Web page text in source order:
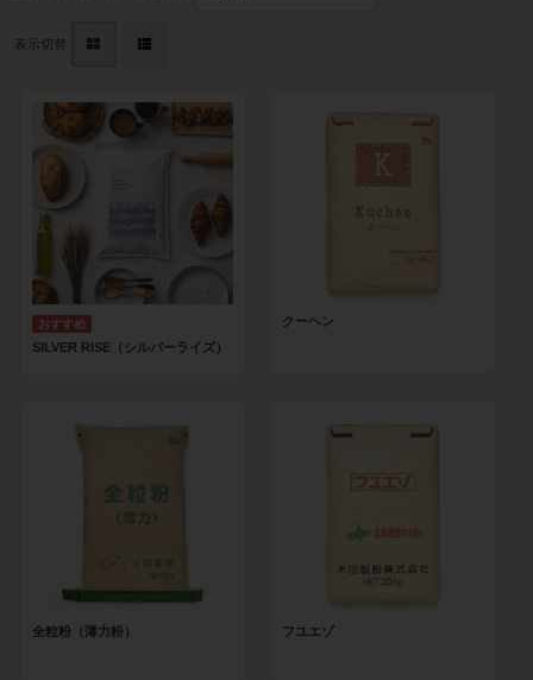
表示切替
SILVER RISE（シルバーライズ）
クーヘン
全粒粉（薄力粉） フユエゾ